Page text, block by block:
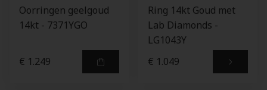
Oorringen geelgoud
14kt - 7371YGO
€ 1.249
Ring 14kt Goud met
Lab Diamonds -
LG1043Y
€ 1.049